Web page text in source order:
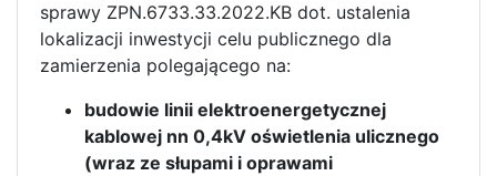
sprawy ZPN.6733.33.2022.KB dot. ustalenia
lokalizacji inwestycji celu publicznego dla
zamierzenia polegającego na:
budowie linii elektroenergetycznej
kablowej nn 0,4kV oświetlenia ulicznego
(wraz ze słupami i oprawami